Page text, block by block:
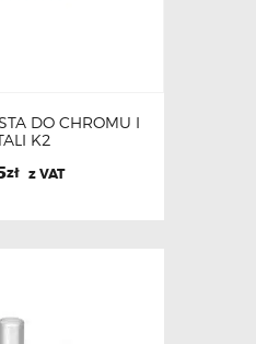
DO CHROMU I
K2
zł z VAT